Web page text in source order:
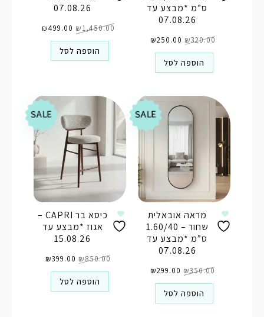
07.08.26
₪1,450.00 המקורי
היה:
₪1,450.00.
₪499.00 הנוכחי
הוא:
הוספה לסל
ס”מ *מבצע עד
07.08.26
₪320.00 המקורי
היה:
₪320.00.
₪250.00 הנוכחי
הוא:
הוספה לסל
SALE
כיסא בר CAPRI –
אגוז *מבצע עד
15.08.26
₪850.00 המקורי
היה:
₪850.00.
₪399.00 הנוכחי
הוא:
הוספה לסל
SALE
מראה אובאלית
שחור – 1.60/40
ס”מ *מבצע עד
07.08.26
₪350.00 המקורי
היה:
₪350.00.
₪299.00 הנוכחי
הוא:
הוספה לסל